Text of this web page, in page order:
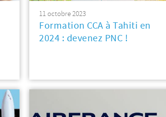
11 octobre 2023
Formation CCA à Tahiti en
2024 : devenez PNC !